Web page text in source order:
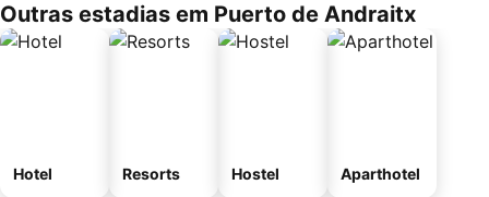
Outras estadias em Puerto de Andraitx
Hotel Resorts Hostel Aparthotel